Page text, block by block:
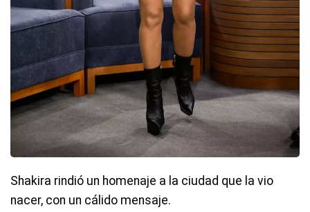
Shakira rindió un homenaje a la ciudad que la vio
nacer, con un cálido mensaje.